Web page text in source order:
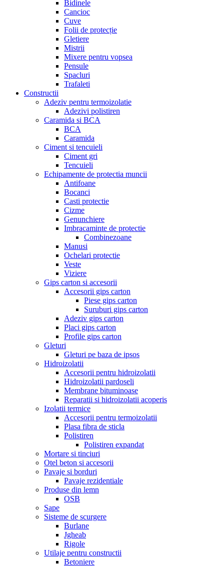
Bidinele
Cancioc
Cuve
Folii de protecție
Gletiere
Mistrii
Mixere pentru vopsea
Pensule
Spacluri
Trafaleti
Constructii
Adeziv pentru termoizolatie
Adezivi polistiren
Caramida si BCA
BCA
Caramida
Ciment si tencuieli
Ciment gri
Tencuieli
Echipamente de protectia muncii
Antifoane
Bocanci
Casti protectie
Cizme
Genunchiere
Imbracaminte de protectie
Combinezoane
Manusi
Ochelari protectie
Veste
Viziere
Gips carton si accesorii
Accesorii gips carton
Piese gips carton
Suruburi gips carton
Adeziv gips carton
Placi gips carton
Profile gips carton
Gleturi
Gleturi pe baza de ipsos
Hidroizolatii
Accesorii pentru hidroizolatii
Hidroizolatii pardoseli
Membrane bituminoase
Reparatii si hidroizolatii acoperis
Izolatii termice
Accesorii pentru termoizolatii
Plasa fibra de sticla
Polistiren
Polistiren expandat
Mortare si tinciuri
Otel beton si accesorii
Pavaje si borduri
Pavaje rezidentiale
Produse din lemn
OSB
Sape
Sisteme de scurgere
Burlane
Jgheab
Rigole
Utilaje pentru constructii
Betoniere